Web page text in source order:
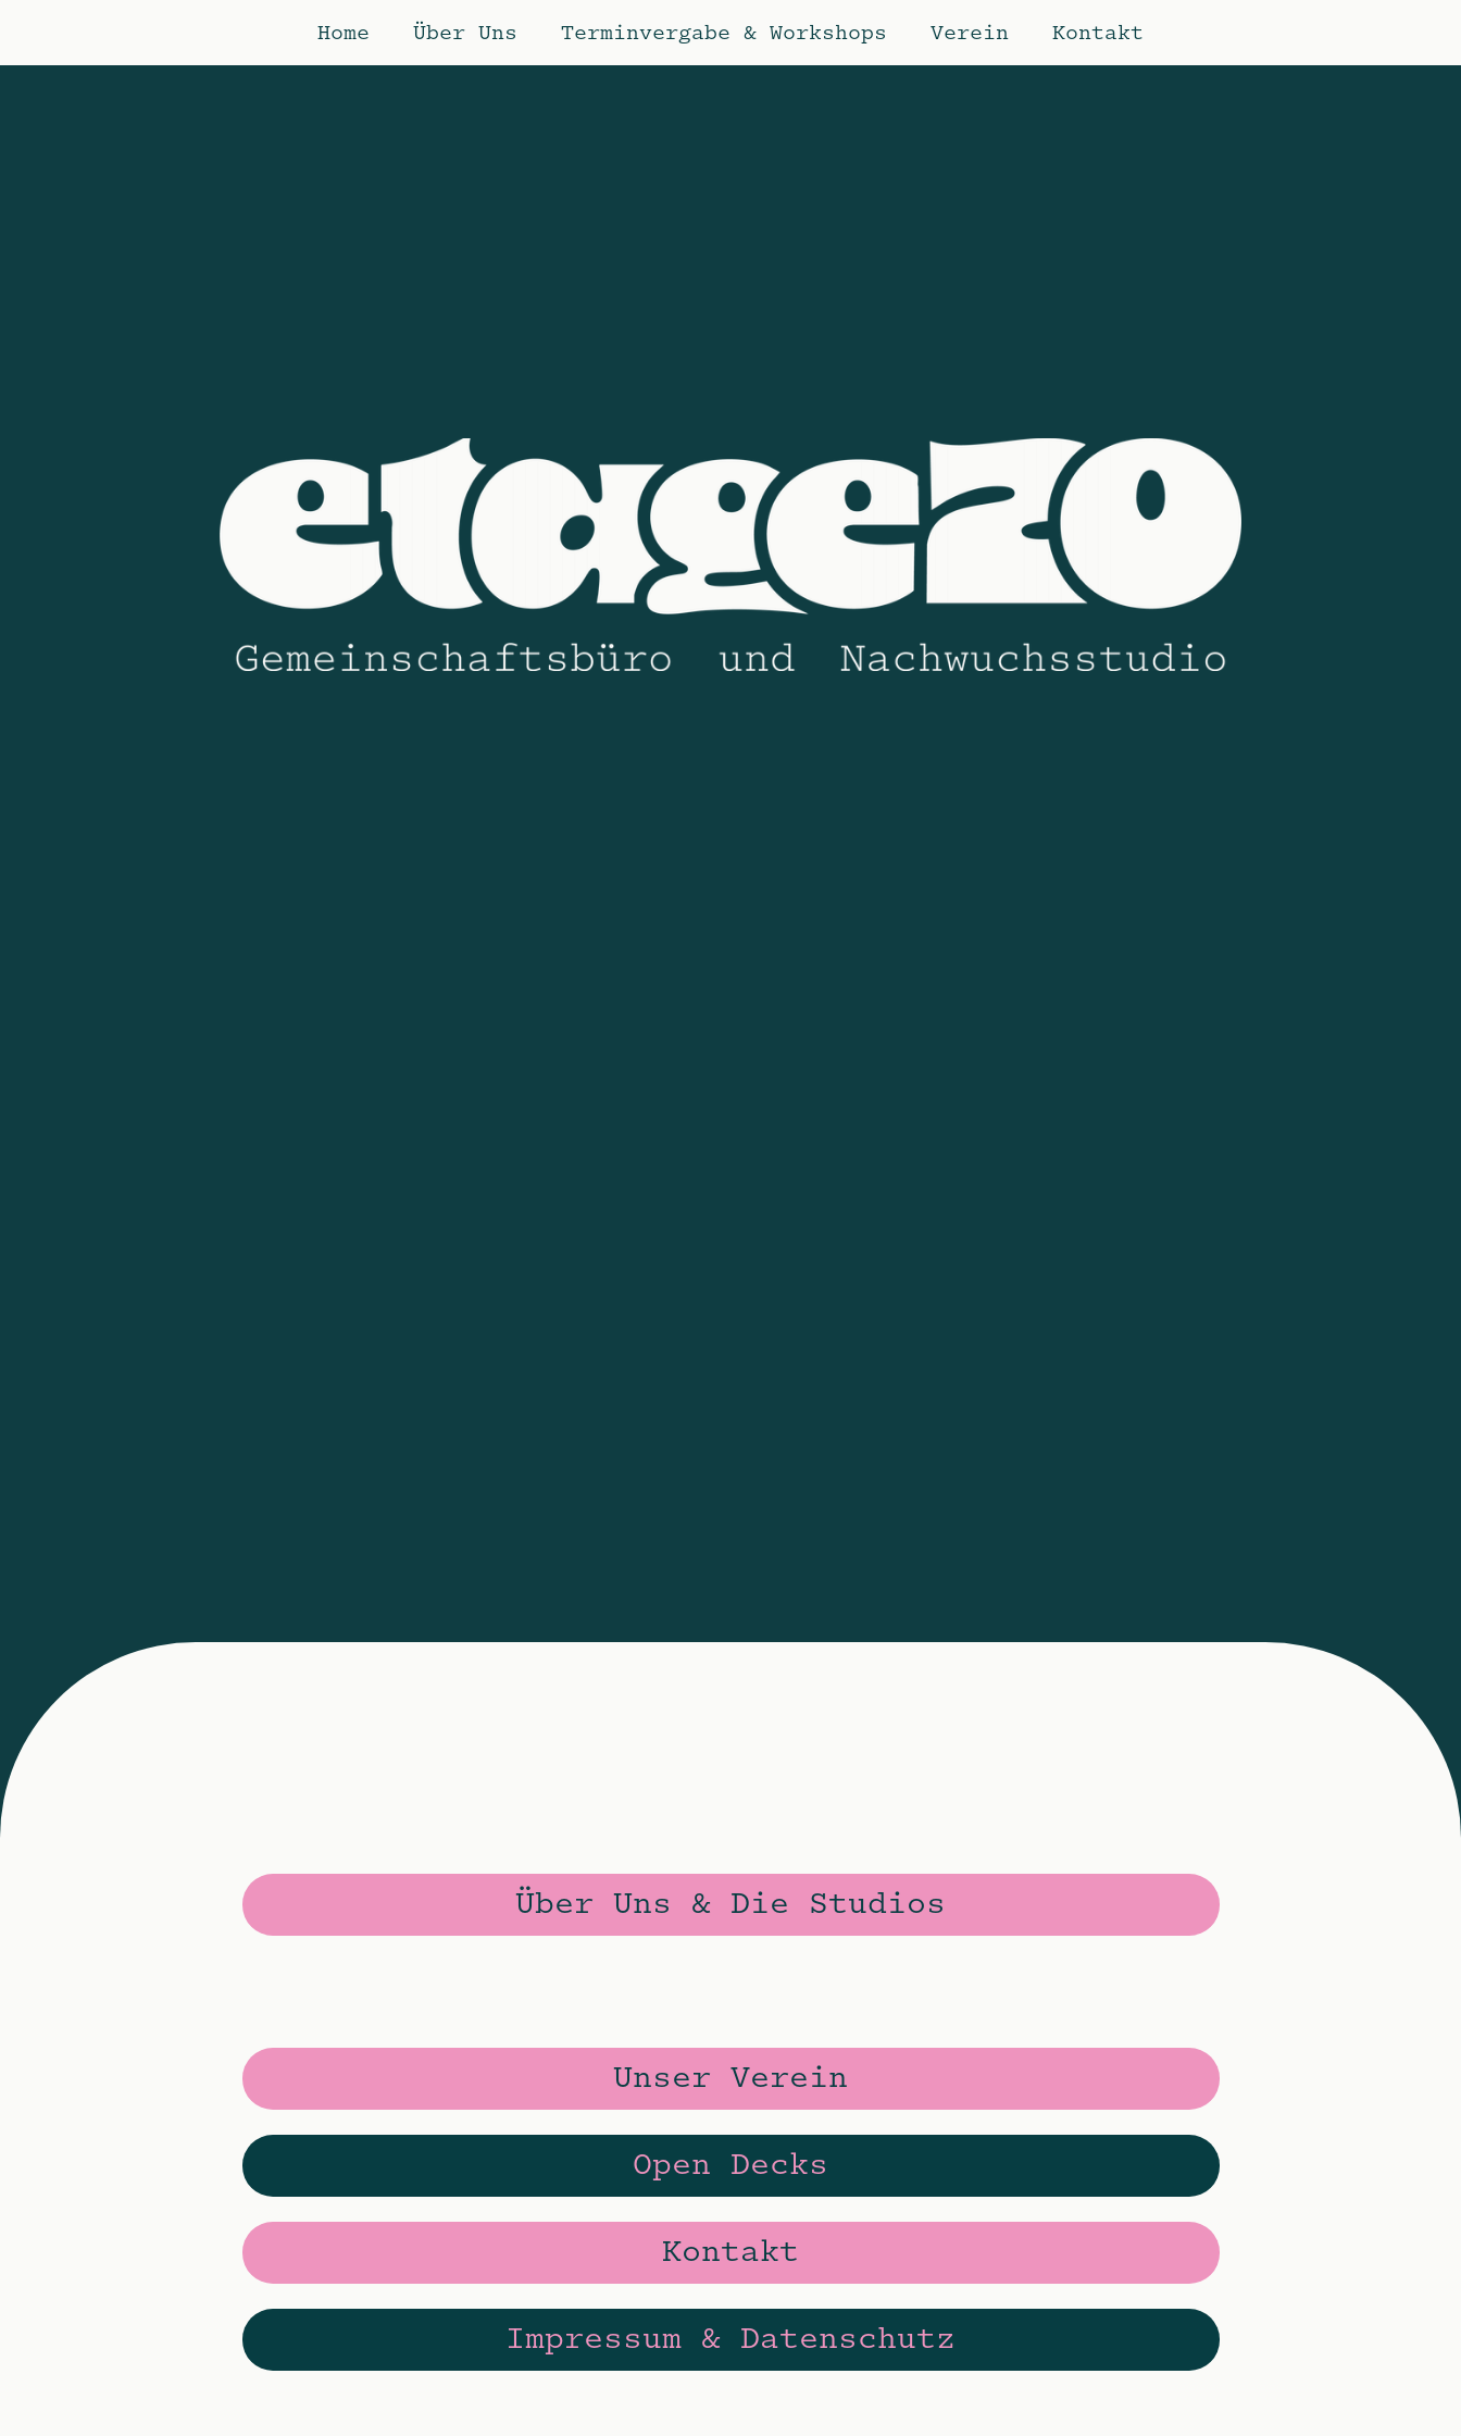
Home Über Uns Terminvergabe & Workshops Verein Kontakt
Über Uns & Die Studios
Unser Verein
Open Decks
Kontakt
Impressum & Datenschutz